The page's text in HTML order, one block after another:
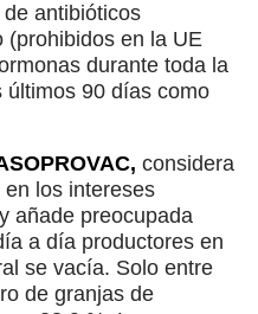
antibióticos
(prohibidos en la UE
durante toda la
últimos 90 días como
considera
los intereses
añade preocupada
a día productores en
se vacía. Solo entre
de granjas de